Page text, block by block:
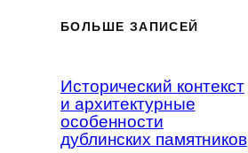
БОЛЬШЕ ЗАПИСЕЙ
Исторический контекст
и архитектурные
особенности
дублинских памятников